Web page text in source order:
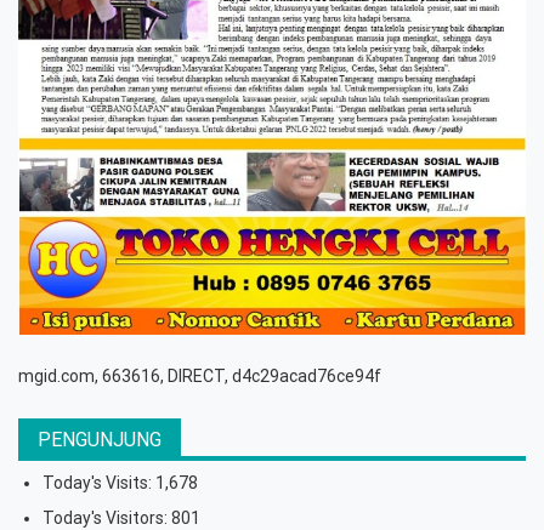
mgid.com, 663616, DIRECT, d4c29acad76ce94f
PENGUNJUNG
Today's Visits: 1,678
Today's Visitors: 801